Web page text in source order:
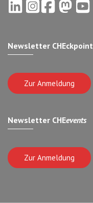
Newsletter CHEckpoint
Zur Anmeldung
Newsletter CHEevents
Zur Anmeldung